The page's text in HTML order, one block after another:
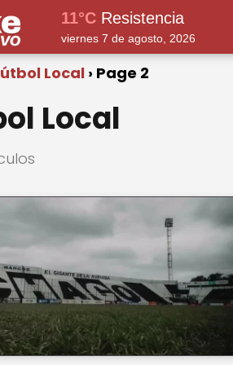
11°CResistencia
viernes 7 de agosto, 2026
Local Page 2
Local